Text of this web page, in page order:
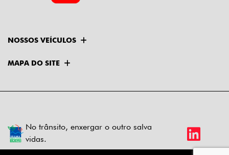
NOSSOS VEÍCULOS
MAPA DO SITE
No trânsito, enxergar o outro salva
vidas.